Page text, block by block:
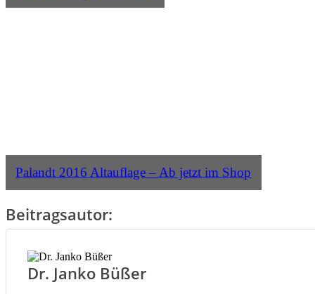
Palandt 2016 Altauflage – Ab jetzt im Shop
Beitragsautor:
Dr. Janko Büßer